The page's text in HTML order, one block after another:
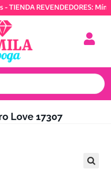
REVENDEDORES:
Love 17307